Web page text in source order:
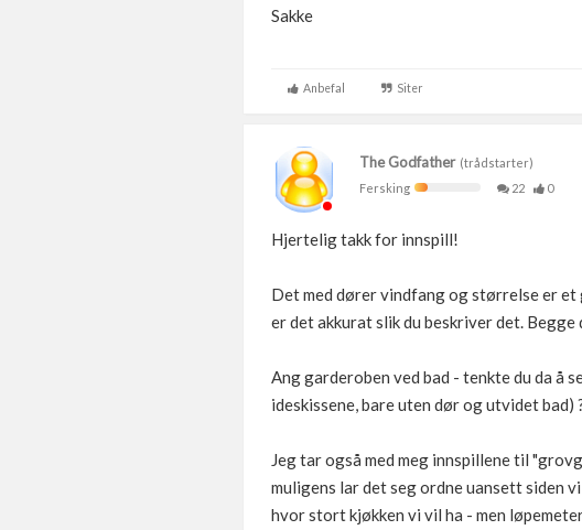
Sakke
Anbefal Siter
The Godfather(trådstarter)
Fersking
22 0
Hjertelig takk for innspill!
Det med dører vindfang og størrelse er et
er det akkurat slik du beskriver det.
Ang garderoben ved bad - tenkte du da å
ideskissene, bare uten dør og utvidet bad)
Jeg tar også med meg innspillene til
muligens lar det seg ordne uansett siden
hvor stort kjøkken vi vil ha - men